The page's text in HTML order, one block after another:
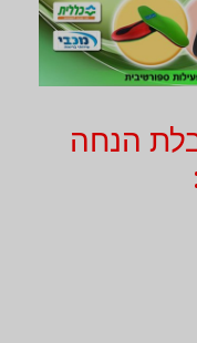
הנחה